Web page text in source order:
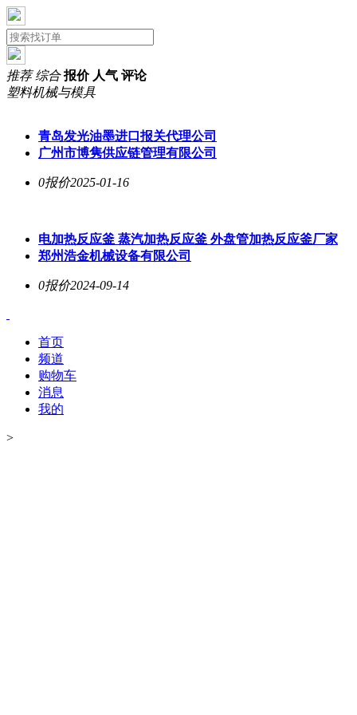
推荐 综合 报价 人气 评论
塑料机械与模具
青岛发光油墨进口报关代理公司
广州市博隽供应链管理有限公司
0报价2025-01-16
电加热反应釜 蒸汽加热反应釜 外盘管加热反应釜厂家
郑州浩金机械设备有限公司
0报价2024-09-14
首页
频道
购物车
消息
我的
>